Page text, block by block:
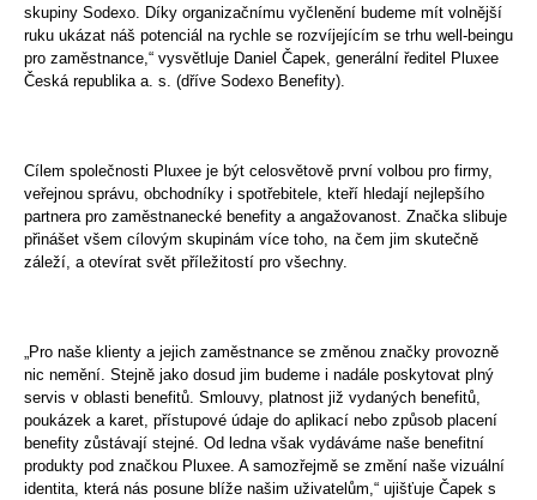
skupiny Sodexo. Díky organizačnímu vyčlenění budeme mít volnější
ruku ukázat náš potenciál na rychle se rozvíjejícím se trhu well-beingu
pro zaměstnance,“ vysvětluje Daniel Čapek, generální ředitel Pluxee
Česká republika a. s. (dříve Sodexo Benefity).
Cílem společnosti Pluxee je být celosvětově první volbou pro firmy,
veřejnou správu, obchodníky i spotřebitele, kteří hledají nejlepšího
partnera pro zaměstnanecké benefity a angažovanost. Značka slibuje
přinášet všem cílovým skupinám více toho, na čem jim skutečně
záleží, a otevírat svět příležitostí pro všechny.
„Pro naše klienty a jejich zaměstnance se změnou značky provozně
nic nemění. Stejně jako dosud jim budeme i nadále poskytovat plný
servis v oblasti benefitů. Smlouvy, platnost již vydaných benefitů,
poukázek a karet, přístupové údaje do aplikací nebo způsob placení
benefity zůstávají stejné. Od ledna však vydáváme naše benefitní
produkty pod značkou Pluxee. A samozřejmě se změní naše vizuální
identita, která nás posune blíže našim uživatelům,“ ujišťuje Čapek s